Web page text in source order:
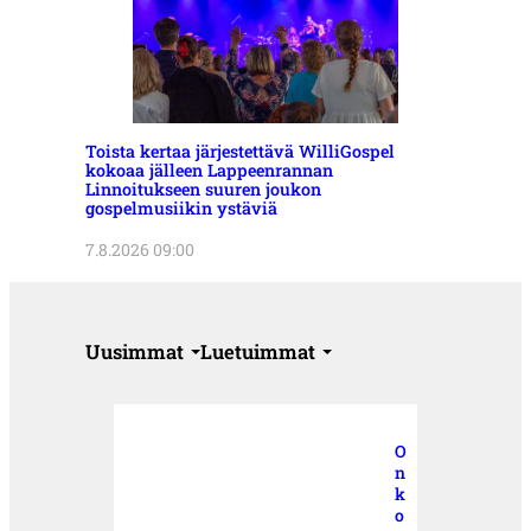
Toista kertaa järjestettävä WilliGospel
kokoaa jälleen Lappeenrannan
Linnoitukseen suuren joukon
gospelmusiikin ystäviä
7.8.2026 09:00
Uusimmat Luetuimmat
O
n
k
o